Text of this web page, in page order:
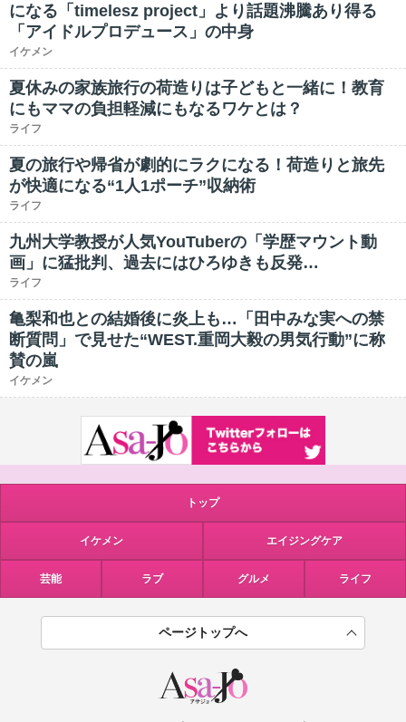
になる「timelesz project」より話題沸騰あり得る
「アイドルプロデュース」の中身
イケメン
夏休みの家族旅行の荷造りは子どもと一緒に！教育
にもママの負担軽減にもなるワケとは？
ライフ
夏の旅行や帰省が劇的にラクになる！荷造りと旅先
が快適になる“1人1ポーチ”収納術
ライフ
九州大学教授が人気YouTuberの「学歴マウント動
画」に猛批判、過去にはひろゆきも反発…
ライフ
亀梨和也との結婚後に炎上も…「田中みな実への禁
断質問」で見せた“WEST.重岡大毅の男気行動”に称
賛の嵐
イケメン
トップ
イケメン エイジングケア
芸能 ラブ グルメ ライフ
ページトップへ